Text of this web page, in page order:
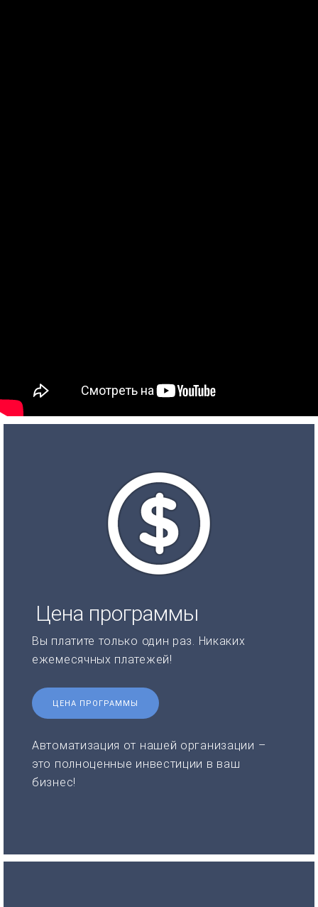
Цена программы
Вы платите только один раз. Никаких
ежемесячных платежей!
ЦЕНА ПРОГРАММЫ
Автоматизация от нашей организации –
это полноценные инвестиции в ваш
бизнес!